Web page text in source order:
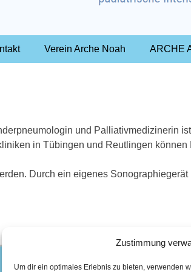
Zustimmung
Um dir ein optimales Erlebnis zu bieten, verwenden
Verein Arche Noah ARCHE
und Palliativmedizinerin
in Tübingen und Reutlingen können
Durch ein eigenes Sonographiegerät